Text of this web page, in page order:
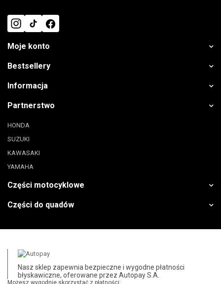
Moje konto
Bestsellery
Informacja
Partnerstwo
HONDA
SUZUKI
KAWASAKI
YAMAHA
Części motocyklowe
Części do quadów
Nasz sklep zapewnia bezpieczne i wygodne płatności
błyskawiczne, oferowane przez Autopay S.A.
Możesz wygodnie skorzystać z płatności: